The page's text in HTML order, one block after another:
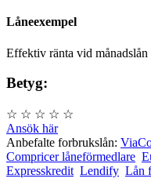
Låneexempel
Effektiv ränta vid
Betyg:
☆ ☆ ☆ ☆ ☆
Ansök här
Anbefalte forbrukslån:
Compricer låneförmedlare
Expresskredit Lendify Lån